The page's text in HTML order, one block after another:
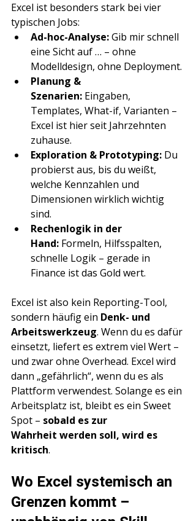
Excel ist besonders stark bei vier
typischen Jobs:
Ad-hoc-Analyse: Gib mir schnell
eine Sicht auf … – ohne
Modelldesign, ohne Deployment.
Planung &
Szenarien: Eingaben,
Templates, What-if, Varianten –
Excel ist hier seit Jahrzehnten
zuhause.
Exploration & Prototyping: Du
probierst aus, bis du weißt,
welche Kennzahlen und
Dimensionen wirklich wichtig
sind.
Rechenlogik in der
Hand: Formeln, Hilfsspalten,
schnelle Logik – gerade in
Finance ist das Gold wert.
Excel ist also kein Reporting-Tool,
sondern häufig ein Denk- und
Arbeitswerkzeug. Wenn du es dafür
einsetzt, liefert es extrem viel Wert –
und zwar ohne Overhead. Excel wird
dann „gefährlich“, wenn du es als
Plattform verwendest. Solange es ein
Arbeitsplatz ist, bleibt es ein Sweet
Spot – sobald es zur
Wahrheit werden soll, wird es
kritisch.
Wo Excel systemisch an
Grenzen kommt –